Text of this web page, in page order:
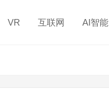
VR 互联网 AI智能